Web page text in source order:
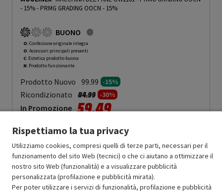
- 15%- PRMG GRADING OOCN - 15%
BUONO
O: Confezione originale integra
O: Accessori principali presenti
C: Estetica prodotto buona
N: Prodotto funzionante
Prodotto Nuovo 99.99 -15%
Ricondizionato Prezzo ridotto da
84.99a-30%
In Promozione 59.49
Aggiungi al carrello
SCONTO RICONDIZIONATI
Approfitta dello sconto del 30% sul prodotto ricondizionato.
Rispettiamo la tua privacy
Utilizziamo cookies, compresi quelli di terze parti, necessari per il
funzionamento del sito Web (tecnici) o che ci aiutano a ottimizzare il
nostro sito Web (funzionalità) e a visualizzare pubblicità
personalizzata (profilazione e pubblicità mirata).
Per poter utilizzare i servizi di funzionalità, profilazione e pubblicità